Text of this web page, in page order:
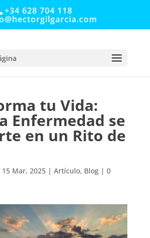
+34 628 704 118
tu Vida:
Enfermedad se
en un Rito de
15 Mar, 2025| Artículo, Blog| 0